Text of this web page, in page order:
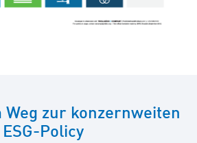
zur konzernweiten
ESG-Policy